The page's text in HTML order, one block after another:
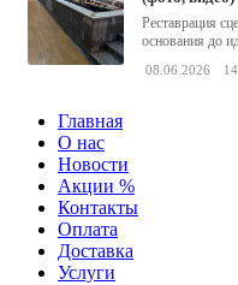
Реставрация
основания до
08.06.2026
Главная
О нас
Новости
Акции %
Контакты
Оплата
Доставка
Услуги